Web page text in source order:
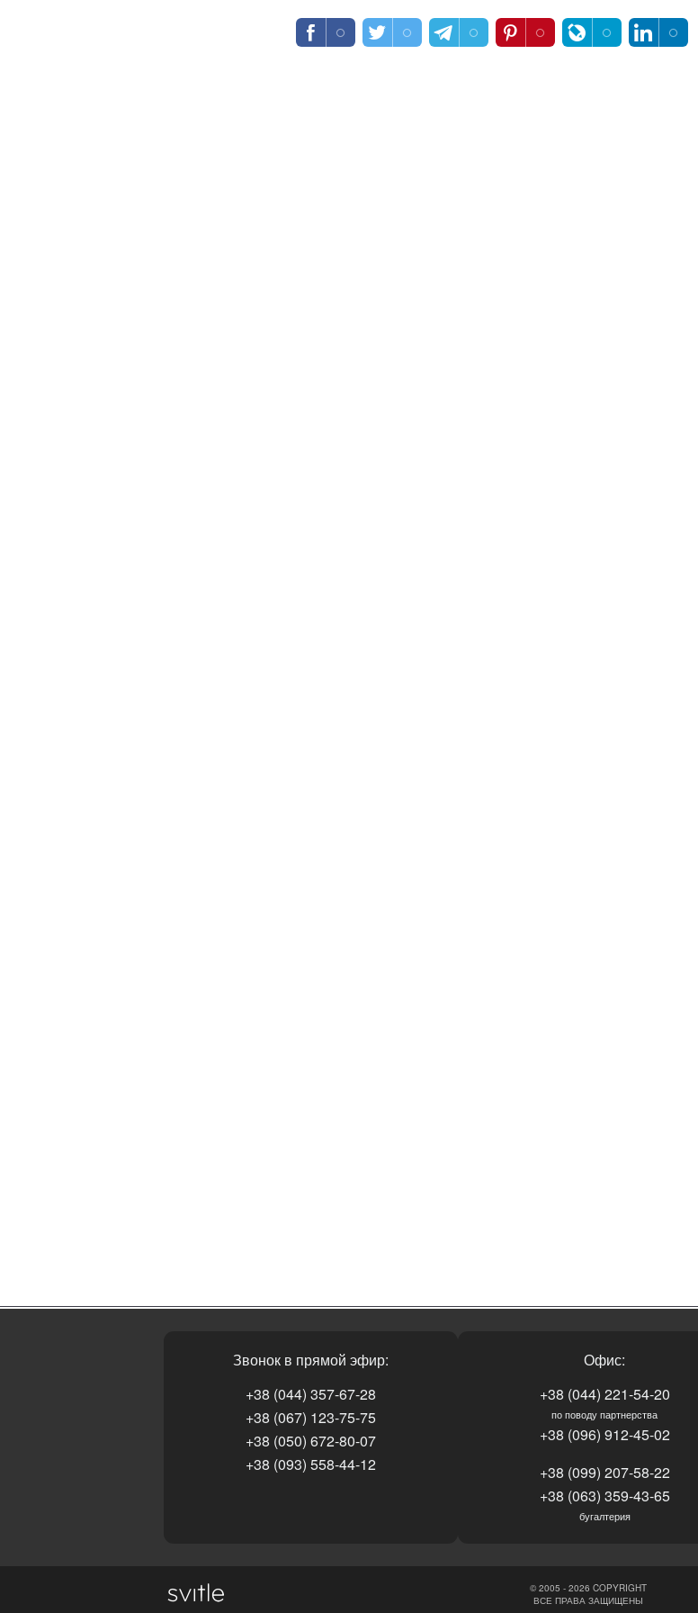
Звонок в прямой эфир:
+38 (044) 357-67-28
+38 (067) 123-75-75
+38 (050) 672-80-07
+38 (093) 558-44-12
Офис:
+38 (044) 221-54-20
по поводу партнерства
+38 (096) 912-45-02
+38 (099) 207-58-22
+38 (063) 359-43-65
бугалтерия
© 2005 - 2026 COPYRIGHT
ВСЕ ПРАВА ЗАЩИЩЕНЫ